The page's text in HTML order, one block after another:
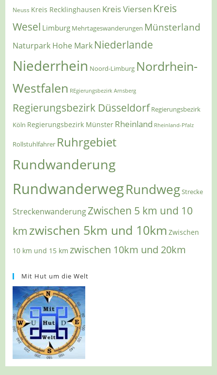
Neuss Kreis Recklinghausen Kreis Viersen Kreis
Wesel Limburg Mehrtageswanderungen Münsterland
Naturpark Hohe Mark Niederlande
Niederrhein Noord-Limburg Nordrhein-
Westfalen REgierungsbezirk Arnsberg
Regierungsbezirk Düsseldorf Regierungsbezirk
Köln Regierungsbezirk Münster Rheinland Rheinland-Pfalz
Rollstuhlfahrer Ruhrgebiet
Rundwanderung
RundwanderwegRundwegStrecke
StreckenwanderungZwischen 5 km und 10
km zwischen 5km und 10km Zwischen
10 km und 15 km zwischen 10km und 20km
Mit Hut um die Welt